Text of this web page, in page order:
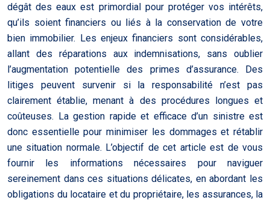
dégât des eaux est primordial pour protéger vos intérêts,
qu’ils soient financiers ou liés à la conservation de votre
bien immobilier. Les enjeux financiers sont considérables,
allant des réparations aux indemnisations, sans oublier
l’augmentation potentielle des primes d’assurance. Des
litiges peuvent survenir si la responsabilité n’est pas
clairement établie, menant à des procédures longues et
coûteuses. La gestion rapide et efficace d’un sinistre est
donc essentielle pour minimiser les dommages et rétablir
une situation normale. L’objectif de cet article est de vous
fournir les informations nécessaires pour naviguer
sereinement dans ces situations délicates, en abordant les
obligations du locataire et du propriétaire, les assurances, la